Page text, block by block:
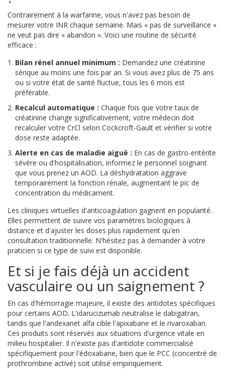
Contrairement à la warfarine, vous n'avez pas besoin de
mesurer votre INR chaque semaine. Mais « pas de surveillance »
ne veut pas dire « abandon ». Voici une routine de sécurité
efficace :
Bilan rénel annuel minimum : Demandez une créatinine
sérique au moins une fois par an. Si vous avez plus de 75 ans
ou si votre état de santé fluctue, tous les 6 mois est
préférable.
Recalcul automatique : Chaque fois que votre taux de
créatinine change significativement, votre médecin doit
recalculer votre CrCl selon Cockcroft-Gault et vérifier si votre
dose reste adaptée.
Alerte en cas de maladie aiguë : En cas de gastro-entérite
sévère ou d'hospitalisation, informez le personnel soignant
que vous prenez un AOD. La déshydratation aggrave
temporairement la fonction rénale, augmentant le pic de
concentration du médicament.
Les cliniques virtuelles d'anticoagulation gagnent en popularité.
Elles permettent de suivre vos paramètres biologiques à
distance et d'ajuster les doses plus rapidement qu'en
consultation traditionnelle. N'hésitez pas à demander à votre
praticien si ce type de suivi est disponible.
Et si je fais déjà un accident
vasculaire ou un saignement ?
En cas d'hémorragie majeure, il existe des antidotes spécifiques
pour certains AOD. L'idarucizumab neutralise le dabigatran,
tandis que l'andexanet alfa cible l'apixabane et le rivaroxaban.
Ces produits sont réservés aux situations d'urgence vitale en
milieu hospitalier. Il n'existe pas d'antidote commercialisé
spécifiquement pour l'édoxabane, bien que le PCC (concentré de
prothrombine activé) soit utilisé empiriquement.